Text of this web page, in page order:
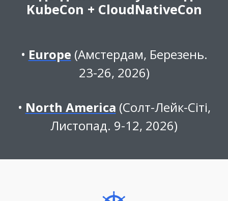
KubeCon + CloudNativeCon
Europe (Амстердам, Березень.
23-26, 2026)
North America (Солт-Лейк-Сіті,
Листопад. 9-12, 2026)